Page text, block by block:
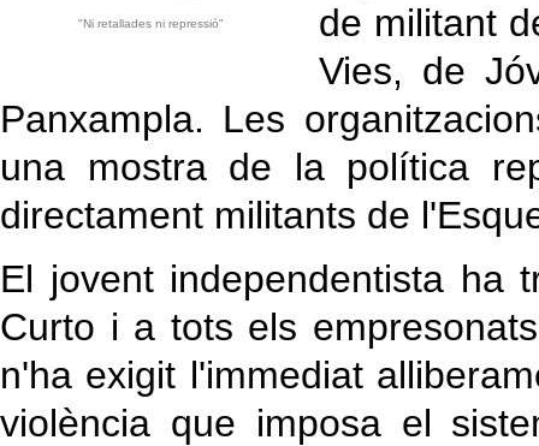
"Ni retallades ni repressió"
de militant
Vies, de
Panxampla. Les
una mostra de la política
directament militants de
El jovent independentista ha
Curto i a tots els
n'ha exigit l'immediat
violència que imposa el